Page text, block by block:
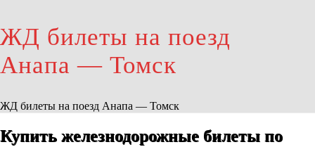
ЖД билеты на поезд
Анапа — Томск
ЖД билеты на поезд Анапа — Томск
Купить железнодорожные билеты по